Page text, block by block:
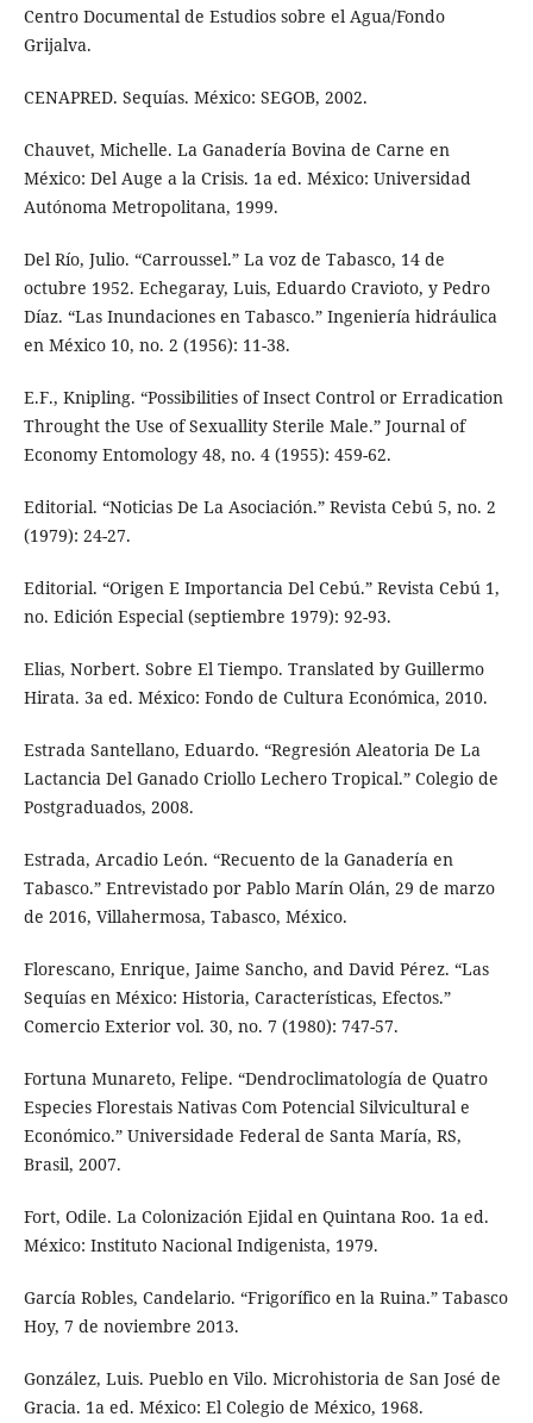
Centro Documental de Estudios sobre el Agua/Fondo
Grijalva.
CENAPRED. Sequías. México: SEGOB, 2002.
Chauvet, Michelle. La Ganadería Bovina de Carne en
México: Del Auge a la Crisis. 1a ed. México: Universidad
Autónoma Metropolitana, 1999.
Del Río, Julio. “Carroussel.” La voz de Tabasco, 14 de
octubre 1952. Echegaray, Luis, Eduardo Cravioto, y Pedro
Díaz. “Las Inundaciones en Tabasco.” Ingeniería hidráulica
en México 10, no. 2 (1956): 11-38.
E.F., Knipling. “Possibilities of Insect Control or Erradication
Throught the Use of Sexuallity Sterile Male.” Journal of
Economy Entomology 48, no. 4 (1955): 459-62.
Editorial. “Noticias De La Asociación.” Revista Cebú 5, no. 2
(1979): 24-27.
Editorial. “Origen E Importancia Del Cebú.” Revista Cebú 1,
no. Edición Especial (septiembre 1979): 92-93.
Elias, Norbert. Sobre El Tiempo. Translated by Guillermo
Hirata. 3a ed. México: Fondo de Cultura Económica, 2010.
Estrada Santellano, Eduardo. “Regresión Aleatoria De La
Lactancia Del Ganado Criollo Lechero Tropical.” Colegio de
Postgraduados, 2008.
Estrada, Arcadio León. “Recuento de la Ganadería en
Tabasco.” Entrevistado por Pablo Marín Olán, 29 de marzo
de 2016, Villahermosa, Tabasco, México.
Florescano, Enrique, Jaime Sancho, and David Pérez. “Las
Sequías en México: Historia, Características, Efectos.”
Comercio Exterior vol. 30, no. 7 (1980): 747-57.
Fortuna Munareto, Felipe. “Dendroclimatología de Quatro
Especies Florestais Nativas Com Potencial Silvicultural e
Económico.” Universidade Federal de Santa María, RS,
Brasil, 2007.
Fort, Odile. La Colonización Ejidal en Quintana Roo. 1a ed.
México: Instituto Nacional Indigenista, 1979.
García Robles, Candelario. “Frigorífico en la Ruina.” Tabasco
Hoy, 7 de noviembre 2013.
González, Luis. Pueblo en Vilo. Microhistoria de San José de
Gracia. 1a ed. México: El Colegio de México, 1968.